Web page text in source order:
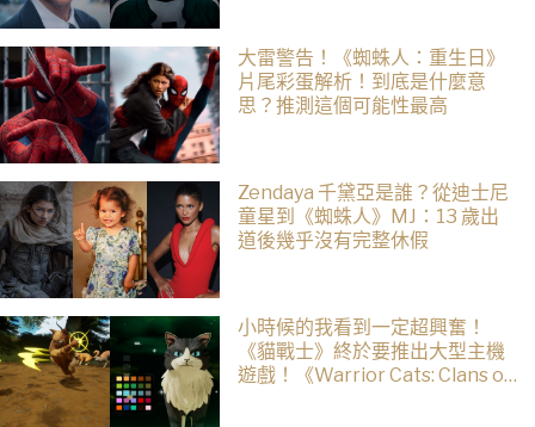
大雷警告！《蜘蛛人：重生日》
片尾彩蛋解析！到底是什麼意
思？推測這個可能性最高
Zendaya 千黛亞是誰？從迪士尼
童星到《蜘蛛人》MJ：13 歲出
道後幾乎沒有完整休假
小時候的我看到一定超興奮！
《貓戰士》終於要推出大型主機
遊戲！《Warrior Cats: Clans of